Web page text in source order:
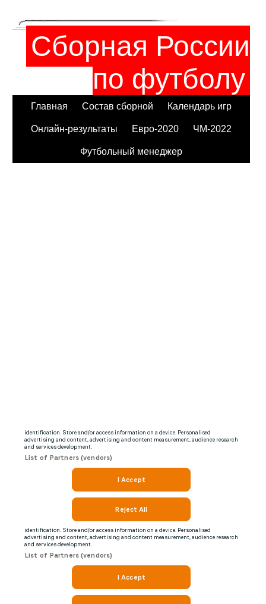
Сборная России
по футболу
Главная Состав сборной Календарь игр
Онлайн-результаты Евро-2020 ЧМ-2022
Футбольный менеджер